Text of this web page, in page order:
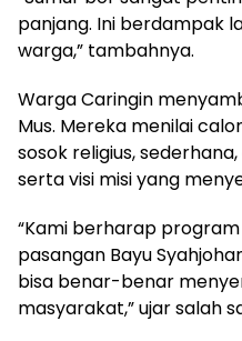
panjang. Ini berdampak
warga,” tambahnya.
Warga Caringin
Mus. Mereka menilai
sosok religius,
serta visi misi yang
“Kami berharap
pasangan Bayu
bisa benar-benar
masyarakat,” ujar salah